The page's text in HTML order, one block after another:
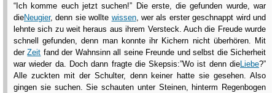
“Ich komme euch jetzt suchen!” Die erste, die gefunden wurde, war
dieNeugier, denn sie wollte wissen, wer als erster geschnappt wird und
lehnte sich zu weit heraus aus ihrem Versteck. Auch die Freude wurde
schnell gefunden, denn man konnte ihr Kichern nicht überhören. Mit
derZeit fand der Wahnsinn all seine Freunde und selbst die Sicherheit
war wieder da. Doch dann fragte die Skepsis:”Wo ist denn die Liebe?”
Alle zuckten mit der Schulter, denn keiner hatte sie gesehen. Also
gingen sie suchen. Sie schauten unter Steinen, hinterm Regenbogen